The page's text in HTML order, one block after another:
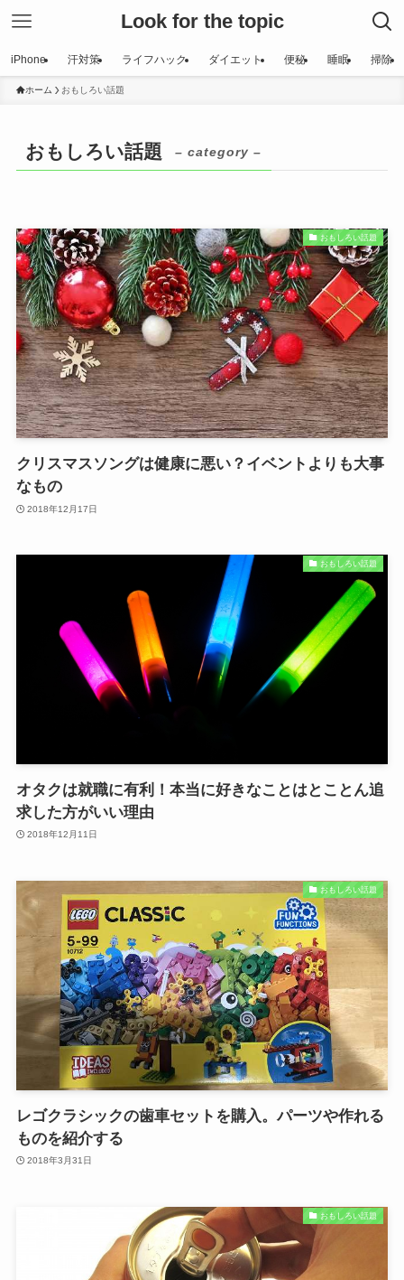
Look for the topic
iPhone 汗対策 ライフハック ダイエット 便秘 睡眠 掃除
ホーム おもしろい話題
おもしろい話題 – category –
おもしろい話題
クリスマスソングは健康に悪い？イベントよりも大事
なもの
2018年12月17日
おもしろい話題
オタクは就職に有利！本当に好きなことはとことん追
求した方がいい理由
2018年12月11日
おもしろい話題
レゴクラシックの歯車セットを購入。パーツや作れる
ものを紹介する
2018年3月31日
おもしろい話題